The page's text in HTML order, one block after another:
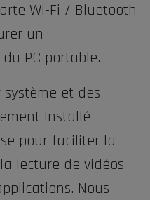
Wi-Fi / Bluetooth
un
PC portable.
et des
installé
pour faciliter la
lecture de vidéos
Nous